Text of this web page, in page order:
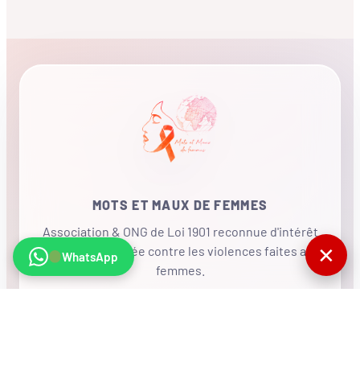
MOTS ET MAUX DE FEMMES
Association & ONG de Loi 1901 reconnue d'intérêt
général, mobilisée contre les violences faites aux
femmes.
WhatsApp ✕